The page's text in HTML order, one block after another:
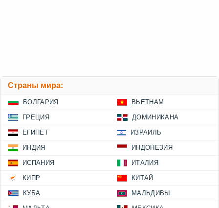
Страны мира:
БОЛГАРИЯ ВЬЕТНАМ
ГРЕЦИЯ ДОМИНИКАНА
ЕГИПЕТ ИЗРАИЛЬ
ИНДИЯ ИНДОНЕЗИЯ
ИСПАНИЯ ИТАЛИЯ
КИПР КИТАЙ
КУБА МАЛЬДИВЫ